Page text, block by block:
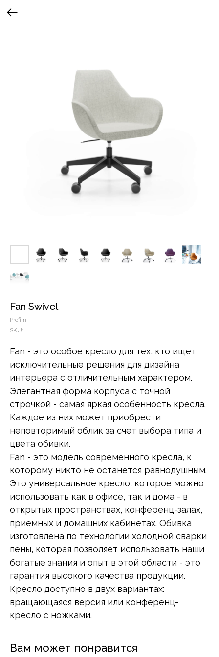
Fan Swivel
Profim
SKU:
Fan - это особое кресло для тех, кто ищет
исключительные решения для дизайна
интерьера с отличительным характером.
Элегантная форма корпуса с точной
строчкой - самая яркая особенность кресла.
Каждое из них может приобрести
неповторимый облик за счет выбора типа и
цвета обивки.
Fan - это модель современного кресла, к
которому никто не останется равнодушным.
Это универсальное кресло, которое можно
использовать как в офисе, так и дома - в
открытых пространствах, конференц-залах,
приемных и домашних кабинетах. Обивка
изготовлена по технологии холодной сварки
пены, которая позволяет использовать наши
богатые знания и опыт в этой области - это
гарантия высокого качества продукции.
Кресло доступно в двух вариантах:
вращающаяся версия или конференц-
кресло с ножками.
Вам может понравится